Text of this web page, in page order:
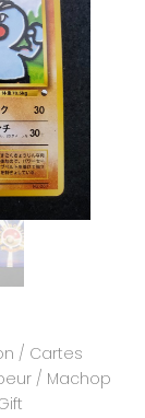
/ Cartes
/ Machop